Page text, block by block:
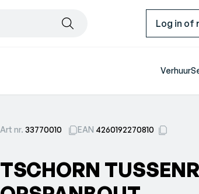
Log in of
Verhuur
Art nr.33770010 EAN 4260192270810
TSCHORN